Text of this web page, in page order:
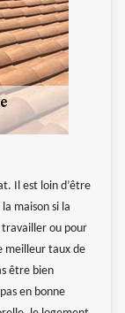
Il est loin d’être
maison si la
ou pour
meilleur taux de
être bien
en bonne